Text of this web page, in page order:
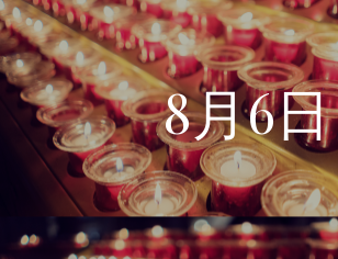
8月6日